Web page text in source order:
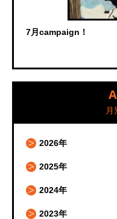
7月campaign！
2026年
2025年
2024年
2023年